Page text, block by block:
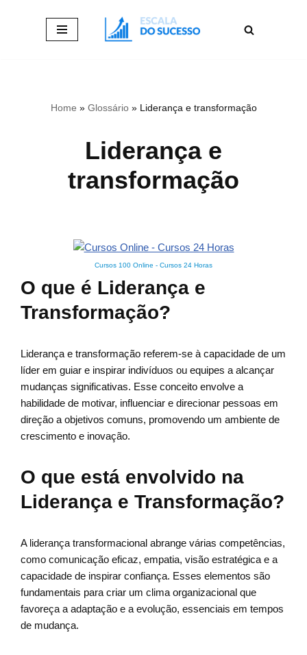
Home » Glossário» Liderança e transformação
Liderança e
transformação
Cursos 100 Online - Cursos 24 Horas
O que é Liderança e
Transformação?
Liderança e transformação referem-se à capacidade de um
líder em guiar e inspirar indivíduos ou equipes a alcançar
mudanças significativas. Esse conceito envolve a
habilidade de motivar, influenciar e direcionar pessoas em
direção a objetivos comuns, promovendo um ambiente de
crescimento e inovação.
O que está envolvido na
Liderança e Transformação?
A liderança transformacional abrange várias competências,
como comunicação eficaz, empatia, visão estratégica e a
capacidade de inspirar confiança. Esses elementos são
fundamentais para criar um clima organizacional que
favoreça a adaptação e a evolução, essenciais em tempos
de mudança.